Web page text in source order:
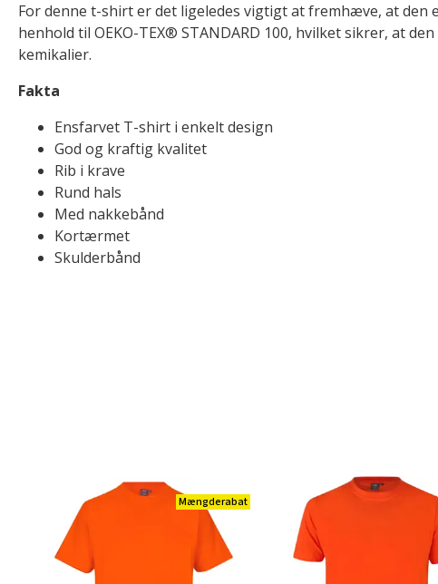
For denne t-shirt er det ligeledes vigtigt at fremhæve, at den
henhold til OEKO-TEX® STANDARD 100, hvilket sikrer, at
kemikalier.
Fakta
Ensfarvet T-shirt i enkelt design
God og kraftig kvalitet
Rib i krave
Rund hals
Med nakkebånd
Kortærmet
Skulderbånd
Mængderabat